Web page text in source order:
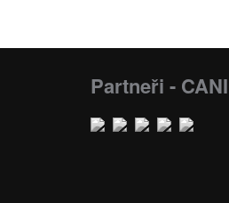
Partneři -